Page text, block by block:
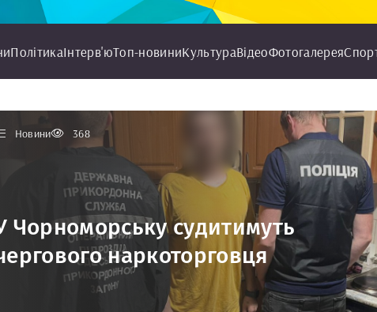
ПолітикаІнтерв'юТоп-новиниКультураВідеоФотогалерея
Новини 368
Чорноморську судитимуть
наркоторговця